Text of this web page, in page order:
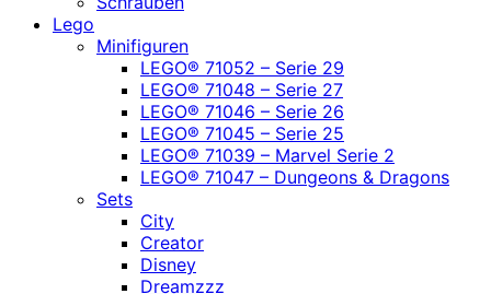
Lego
Minifiguren
LEGO® 71052 – Serie 29
LEGO® 71048 – Serie 27
LEGO® 71046 – Serie 26
LEGO® 71045 – Serie 25
LEGO® 71039 – Marvel Serie 2
LEGO® 71047 – Dungeons & Dragons
Sets
City
Creator
Disney
Dreamzzz